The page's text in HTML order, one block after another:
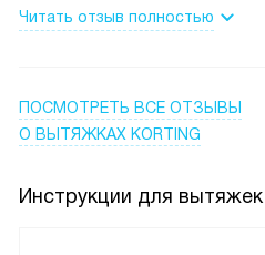
Сенсорное управление с
выключить. В целом прибор
надежно убирает запахи и
время на длительную уборку.
практичность и спокойную
Читать отзыв полностью
ПОСМОТРЕТЬ ВСЕ ОТЗЫВЫ
О ВЫТЯЖКАХ KORTING
Инструкции для